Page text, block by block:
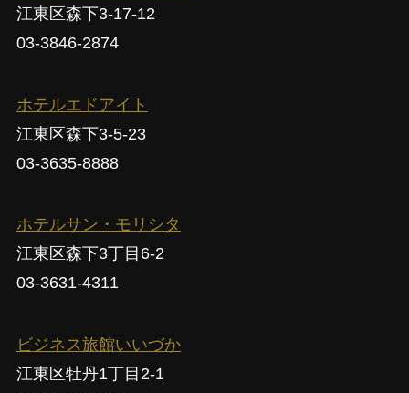
江東区森下3-17-12
03-3846-2874
ホテルエドアイト
江東区森下3-5-23
03-3635-8888
ホテルサン・モリシタ
江東区森下3丁目6-2
03-3631-4311
ビジネス旅館いいづか
江東区牡丹1丁目2-1